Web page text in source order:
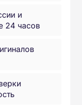
и
24 часов